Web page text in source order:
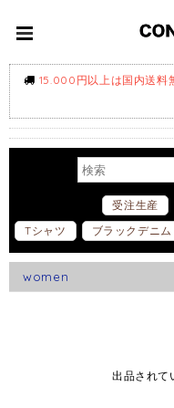
15.000円以上は国内送料
受注生産
Tシャツ
ブラックデニム
women
出品されて